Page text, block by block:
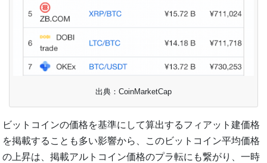
出典：CoinMarketCap
ビットコインの価格を基準にして算出するフィアット建価格
を掲載することも多い影響から、このビットコイン平均価格
の上昇は、掲載アルトコイン価格のプラ転にも繋がり、一時